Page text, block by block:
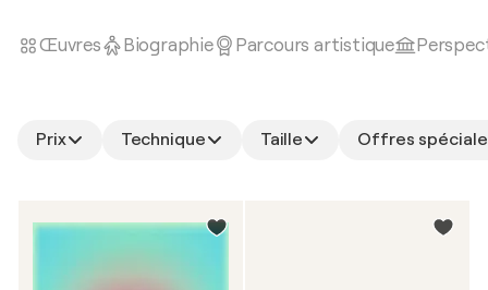
Œuvres Biographie Parcours artistique
Prix Technique Taille Offres